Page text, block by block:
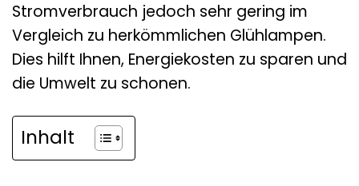
Stromverbrauch jedoch sehr gering im
Vergleich zu herkömmlichen Glühlampen.
Dies hilft Ihnen, Energiekosten zu sparen und
die Umwelt zu schonen.
Inhalt